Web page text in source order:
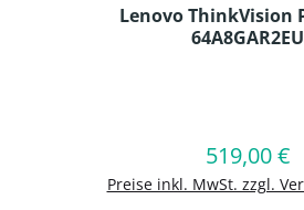
Lenovo ThinkVision
64A8GAR2EU
Regulärer
519,00 €
Preise inkl. MwSt. zzgl.
In den